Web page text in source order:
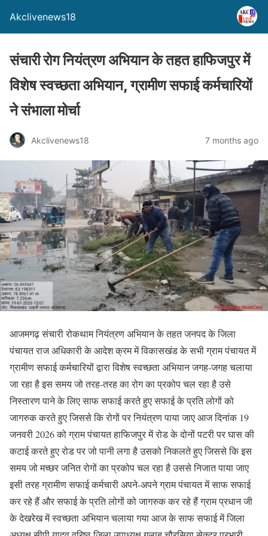
Akclivenews18
संचारी रोग नियंत्रण अभियान के तहत हाफिजपुर में
विशेष स्वच्छता अभियान, ग्रामीण सफाई कर्मचारियों
ने संभाला मोर्चा
Akclivenews18 7 months ago
आजमगढ़ संचारी रोकथाम नियंत्रण अभियान के तहत जनपद के जिला
पंचायत राज अधिकारी के आदेश क्रम में विकासखंड के सभी ग्राम पंचायत में
ग्रामीण सफाई कर्मचारियों द्वारा विशेष स्वच्छता अभियान जगह-जगह चलाया
जा रहा है इस समय जो तरह-तरह का रोग का प्रकोप चल रहा है उसे
निस्तारण पाने के लिए साफ सफाई करते हुए सफाई के प्रति लोगों को
जागरुक करते हुए जिससे कि रोगों पर नियंत्रण पाया जाए आज दिनांक 19
जनवरी 2026 को ग्राम पंचायत हाफिजपुर में रोड के दोनों पटरी पर घास की
कटाई करते हुए रोड पर जो पानी लगा है उसको निकलते हुए जिससे कि इस
समय जो मच्छर जनित रोगों का प्रकोप चल रहा है उससे निजात पाया जाए
इसी तरह ग्रामीण सफाई कर्मचारी अपने-अपने ग्राम पंचायत में साफ सफाई
कर रहे हैं और सफाई के प्रति लोगों को जागरुक कर रहे हैं ग्राम प्रधान जी
के देखरेख में स्वच्छता अभियान चलाया गया आज के साफ सफाई में जिला